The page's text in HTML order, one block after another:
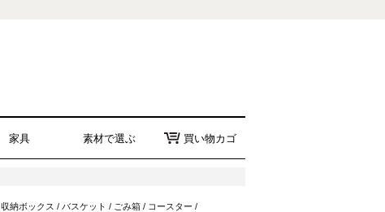
家具 素材で選ぶ 買い物カゴ
収納ボックス / バスケット / ごみ箱/ コースター /